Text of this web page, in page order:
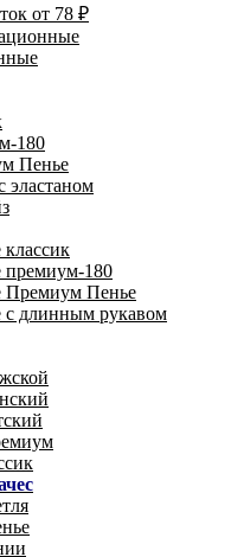
от 78 ₽
180
Пенье
эластаном
премиум-180
Премиум Пенье
с длинным рукавом